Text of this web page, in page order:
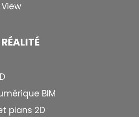
RÉALITÉ
BIM
plans 2D